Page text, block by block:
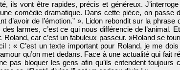
ils vont être rapides, précis et généreux.
comédie dramatique. Dans cette pièce, on passe
d’avoir de l’émotion.” ». Lidon rebondit sur la
des larmes, c’est ce qui nous différencie de l’animal.
car c’est un fabuleux passeur. »Roland se
« C’est un texte important pour Roland, je me
qu’on met dedans. Face à une actualité qui fait
pas bloquer les gens afin qu’ils entendent toujours